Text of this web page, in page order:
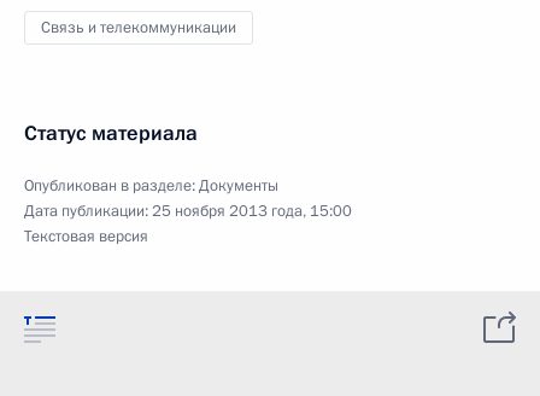
Связь и телекоммуникации
Статус материала
Опубликован в разделе:Документы
Дата публикации:25 ноября 2013 года, 15:00
Текстовая версия